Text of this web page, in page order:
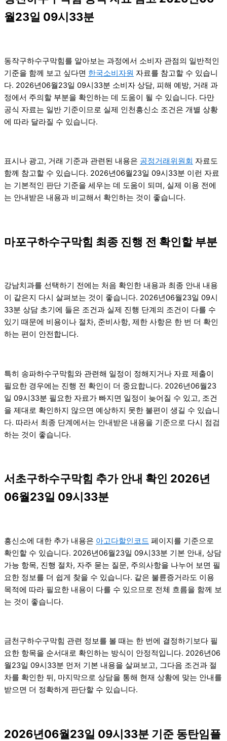
월23일 09시33분
동작구하수구막힘를 알아보는 과정에서 소비자 관점의 일반적인
기준을 함께 보고 싶다면 한국소비자원 자료를 참고할 수 있습니
다. 2026년06월23일 09시33분 소비자 상담, 피해 예방, 거래 과
정에서 주의할 부분을 확인하는 데 도움이 될 수 있습니다. 다만
공식 자료는 일반 기준이므로 실제 인천흥신소 조건은 개별 상황
에 따라 달라질 수 있습니다.
표시나 광고, 거래 기준과 관련된 내용은 공정거래위원회 자료도
함께 참고할 수 있습니다. 2026년06월23일 09시33분 이런 자료
는 기본적인 판단 기준을 세우는 데 도움이 되며, 실제 이용 전에
는 안내받은 내용과 비교해서 확인하는 것이 좋습니다.
마포구하수구막힘 최종 진행 전 확인할 부분
강남치과를 선택하기 전에는 처음 확인한 내용과 최종 안내 내용
이 같은지 다시 살펴보는 것이 좋습니다. 2026년06월23일 09시
33분 상담 초기에 들은 조건과 실제 진행 단계의 조건이 다를 수
있기 때문에 비용이나 절차, 준비사항, 제한 사항은 한 번 더 확인
하는 편이 안전합니다.
특히 송파하수구막힘와 관련해 일정이 정해지거나 자료 제출이
필요한 경우에는 진행 전 확인이 더 중요합니다. 2026년06월23
일 09시33분 필요한 자료가 빠지면 일정이 늦어질 수 있고, 조건
을 제대로 확인하지 않으면 예상하지 못한 불편이 생길 수 있습니
다. 따라서 최종 단계에서는 안내받은 내용을 기준으로 다시 점검
하는 것이 좋습니다.
서초구하수구막힘 추가 안내 확인 2026년
06월23일 09시33분
흥신소에 대한 추가 내용은 아고다할인코드 페이지를 기준으로
확인할 수 있습니다. 2026년06월23일 09시33분 기본 안내, 상담
가능 항목, 진행 절차, 자주 묻는 질문, 주의사항을 나누어 보면 필
요한 정보를 더 쉽게 찾을 수 있습니다. 같은 불륜증거라도 이용
목적에 따라 필요한 내용이 다를 수 있으므로 전체 흐름을 함께 보
는 것이 좋습니다.
금천구하수구막힘 관련 정보를 볼 때는 한 번에 결정하기보다 필
요한 항목을 순서대로 확인하는 방식이 안정적입니다. 2026년06
월23일 09시33분 먼저 기본 내용을 살펴보고, 그다음 조건과 절
차를 확인한 뒤, 마지막으로 상담을 통해 현재 상황에 맞는 안내를
받으면 더 정확하게 판단할 수 있습니다.
2026년06월23일 09시33분 기준 동탄임플